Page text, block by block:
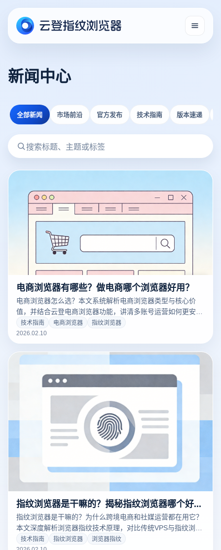
新闻中心
全部新闻 市场前沿 官方发布 技术指南 版本速递
电商浏览器有哪些？做电商哪个浏览器好用？
电商浏览器怎么选？本文系统解析电商浏览器类型与核心价
值，并结合云登电商浏览器功能，讲清多账号运营如何更安
全、更高效，助力卖家稳定管理店铺。
技术指南 电商浏览器
指纹浏览器
2026.02.10
指纹浏览器是干嘛的？揭秘指纹浏览器哪个好用与防关联实战
指纹浏览器是干嘛的？为什么跨境电商和社媒运营都在用它？
本文深度解析浏览器指纹技术原理，对比传统VPS与指纹浏览
器的优劣。针对“指纹浏览器哪个好用”这一难题，从内核隔
技术指南 指纹浏览器
浏览器指纹